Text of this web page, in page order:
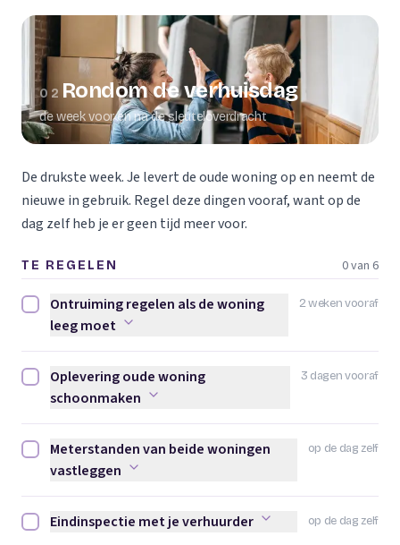
02 Rondom de verhuisdag
de week voor en na de sleuteloverdracht
De drukste week. Je levert de oude woning op en neemt de
nieuwe in gebruik. Regel deze dingen vooraf, want op de
dag zelf heb je er geen tijd meer voor.
TE REGELEN 0 van 6
2 weken vooraf
Ontruiming regelen als de woning leeg moet afvinken
Ontruiming regelen als de woning
leeg moet
3 dagen vooraf
Oplevering oude woning schoonmaken afvinken
Oplevering oude woning
schoonmaken
op de dag zelf
Meterstanden van beide woningen vastleggen afvinken
Meterstanden van beide woningen
vastleggen
op de dag zelf
Eindinspectie met je verhuurder afvinken
Eindinspectie met je verhuurder